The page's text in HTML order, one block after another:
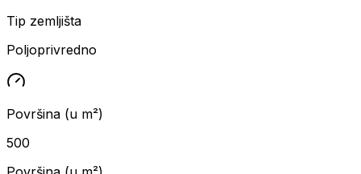
Tip zemljišta
Poljoprivredno
Površina (u m²)
500